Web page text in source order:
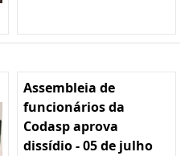
Assembleia de
funcionários da
Codasp aprova
dissídio - 05 de julho